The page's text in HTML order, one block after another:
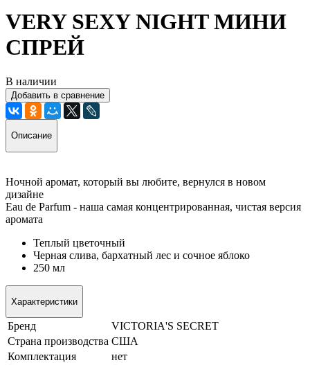
VERY SEXY NIGHT МИНИ
СПРЕЙ
В наличии
Добавить в сравнение
Описание
Ночной аромат, который вы любите, вернулся в новом
дизайне
Eau de Parfum - наша самая концентрированная, чистая версия
аромата
Теплый цветочный
Черная слива, бархатный лес и сочное яблоко
250 мл
Характеристики
Бренд
VICTORIA'S SECRET
Страна производства США
Комплектация
нет